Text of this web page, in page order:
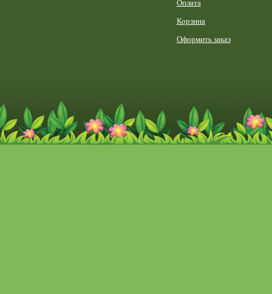
Оплата
Корзина
Оформить заказ